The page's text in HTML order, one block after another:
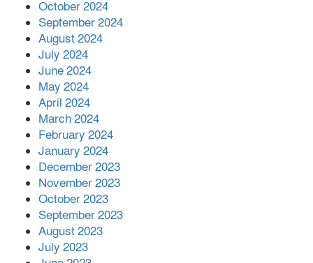
October 2024
September 2024
August 2024
July 2024
June 2024
May 2024
April 2024
March 2024
February 2024
January 2024
December 2023
November 2023
October 2023
September 2023
August 2023
July 2023